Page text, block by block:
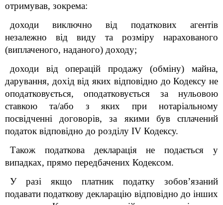
отримував, зокрема:
доходи виключно від податкових агентів
незалежно від виду та розміру нарахованого
(виплаченого, наданого) доходу;
доходи від операцій продажу (обміну) майна,
дарування, дохід від яких відповідно до Кодексу не
оподатковується, оподатковується за нульовою
ставкою та/або з яких при нотаріальному
посвідченні договорів, за якими був сплачений
податок відповідно до розділу IV Кодексу.
Також податкова декларація не подається у
випадках, прямо передбачених Кодексом.
У разі якщо платник податку зобов’язаний
подавати податкову декларацію відповідно до інших